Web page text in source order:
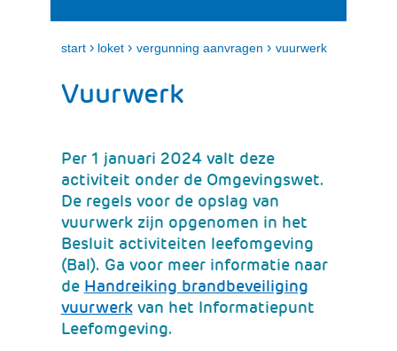
e
n
t
k
n
start › loket › vergunning aanvragen › vuurwerk
Vuurwerk
Per 1 januari 2024 valt deze
activiteit onder de Omgevingswet.
De regels voor de opslag van
vuurwerk zijn opgenomen in het
Besluit activiteiten leefomgeving
(Bal). Ga voor meer informatie naar
de Handreiking brandbeveiliging
vuurwerk(verwijst
naar
van het Informatiepunt
Leefomgeving.